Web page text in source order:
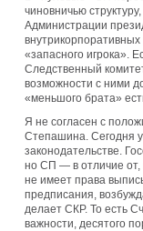
чиновничью
Администрации
внутрикорпоративных
«запасного игрока».
Следственный
возможности с ними
«меньшого брата»
Я не согласен с
Степашина. Сегодня
законодательстве.
но СП — в отличие
не имеет права
предписания,
делает СКР. То есть
важности, десятого